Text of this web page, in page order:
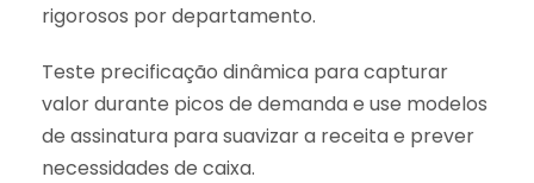
rigorosos por departamento.
Teste precificação dinâmica para capturar
valor durante picos de demanda e use modelos
de assinatura para suavizar a receita e prever
necessidades de caixa.